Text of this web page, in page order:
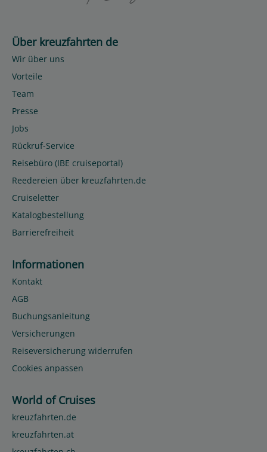
Über kreuzfahrten de
Wir über uns
Vorteile
Team
Presse
Jobs
Rückruf-Service
Reisebüro (IBE cruiseportal)
Reedereien über kreuzfahrten.de
Cruiseletter
Katalogbestellung
Barrierefreiheit
Informationen
Kontakt
AGB
Buchungsanleitung
Versicherungen
Reiseversicherung widerrufen
Cookies anpassen
World of Cruises
kreuzfahrten.de
kreuzfahrten.at